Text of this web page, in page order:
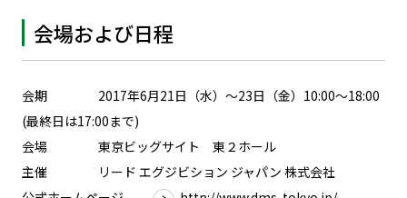
会場および日程
会期 2017年6月21日（水）～23日（金）10:00～18:00
(最終日は17:00まで)
会場 東京ビッグサイト 東２ホール
主催 リード エグジビション ジャパン 株式会社